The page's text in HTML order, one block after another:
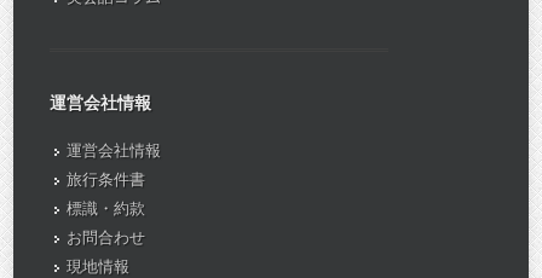
運営会社情報
運営会社情報
旅行条件書
標識・約款
お問合わせ
現地情報